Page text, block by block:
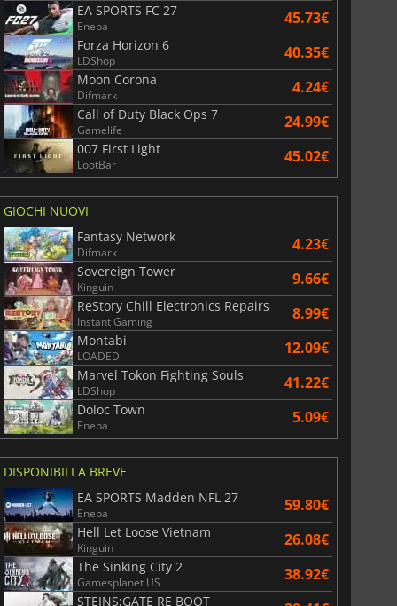
EA SPORTS FC 27
Eneba 45.73€
Forza Horizon 6
LDShop 40.35€
Moon Corona
Difmark 4.24€
Call of Duty Black Ops 7
Gamelife 24.99€
007 First Light
LootBar 45.02€
GIOCHI NUOVI
Fantasy Network
Difmark 4.23€
Sovereign Tower
Kinguin 9.66€
ReStory Chill Electronics Repairs
Instant Gaming 8.99€
Montabi
LOADED 12.09€
Marvel Tokon Fighting Souls
LDShop 41.22€
Doloc Town
Eneba 5.09€
DISPONIBILI A BREVE
EA SPORTS Madden NFL 27
Eneba 59.80€
Hell Let Loose Vietnam
Kinguin 26.08€
The Sinking City 2
Gamesplanet US 38.92€
STEINS;GATE RE BOOT